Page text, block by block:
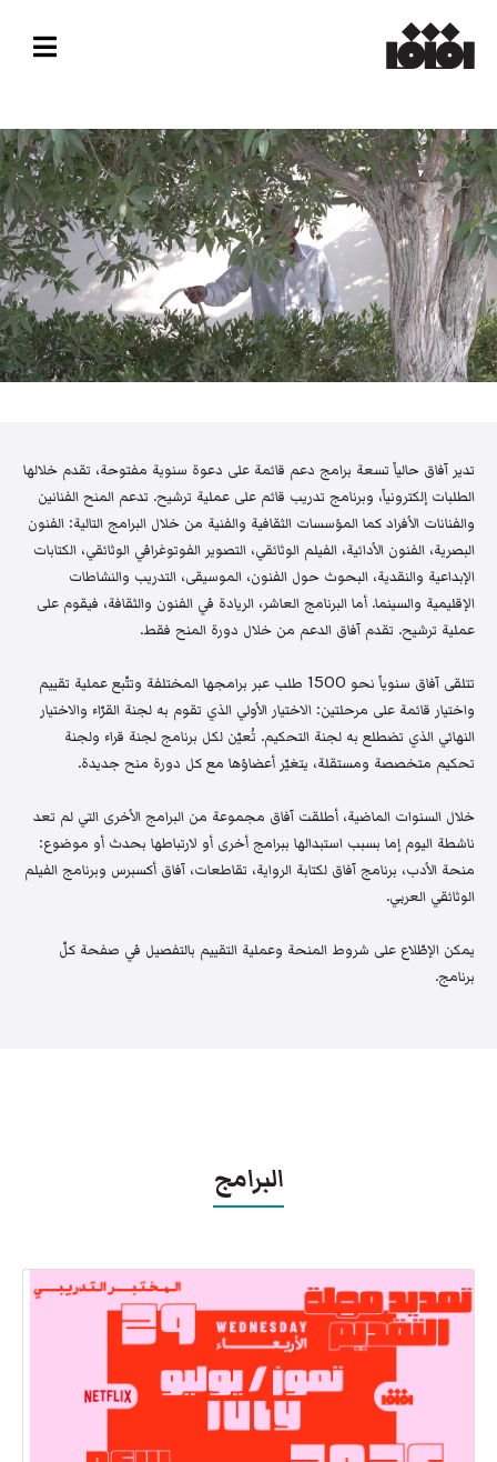
تدير آفاق حالياً تسعة برامج دعم قائمة على دعوة سنوية مفتوحة، تقدم خلالها
الطلبات إلكترونياً، وبرنامج تدريب قائم على عملية ترشيح. تدعم المنح الفنانين
والفنانات الأفراد كما المؤسسات الثقافية والفنية من خلال البرامج التالية: الفنون
البصرية، الفنون الأدائية، الفيلم الوثائقي، التصوير الفوتوغرافي الوثائقي، الكتابات
الإبداعية والنقدية، البحوث حول الفنون، الموسيقى، التدريب والنشاطات
الإقليمية والسينما. أما البرنامج العاشر، الريادة في الفنون والثقافة، فيقوم على
عملية ترشيح. تقدم آفاق الدعم من خلال دورة المنح فقط.
تتلقى آفاق سنوياً نحو 1500 طلب عبر برامجها المختلفة وتتّبع عملية تقييم
واختيار قائمة على مرحلتين: الاختيار الأولي الذي تقوم به لجنة القرّاء والاختيار
النهائي الذي تضطلع به لجنة التحكيم. تُعيّن لكل برنامج لجنة قراء ولجنة
تحكيم متخصصة ومستقلة، يتغيّر أعضاؤها مع كل دورة منح جديدة.
خلال السنوات الماضية، أطلقت آفاق مجموعة من البرامج الأخرى التي لم تعد
ناشطة اليوم إما بسبب استبدالها ببرامج أخرى أو لارتباطها بحدث أو موضوع:
منحة الأدب، برنامج آفاق لكتابة الرواية، تقاطعات، آفاق أكسبرس وبرنامج الفيلم
الوثائقي العربي.
يمكن الإطّلاع على شروط المنحة وعملية التقييم بالتفصيل في صفحة كلّ
برنامج.
البرامج